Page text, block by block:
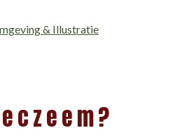
& Illustratie